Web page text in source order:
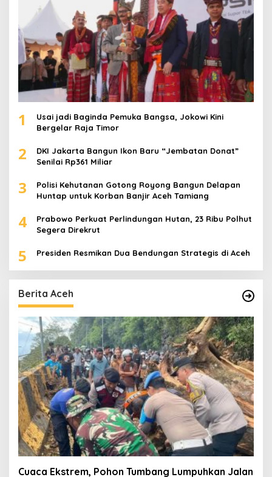
1
Usai jadi Baginda Pemuka Bangsa, Jokowi Kini
Bergelar Raja Timor
2
DKI Jakarta Bangun Ikon Baru “Jembatan Donat”
Senilai Rp361 Miliar
3
Polisi Kehutanan Gotong Royong Bangun Delapan
Huntap untuk Korban Banjir Aceh Tamiang
4
Prabowo Perkuat Perlindungan Hutan, 23 Ribu Polhut
Segera Direkrut
5 Presiden Resmikan Dua Bendungan Strategis di Aceh
Berita Aceh
Cuaca Ekstrem, Pohon Tumbang Lumpuhkan Jalan